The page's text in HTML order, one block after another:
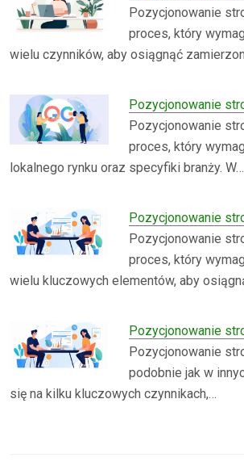
Pozycjonowanie
proces, który
wielu czynników, aby osiągnąć
Pozycjonowanie
Pozycjonowanie
proces, który
lokalnego rynku oraz specyfiki branży. W…
Pozycjonowanie
Pozycjonowanie
proces, który
wielu kluczowych elementów, aby
Pozycjonowanie
Pozycjonowanie
podobnie jak w
się na kilku kluczowych czynnikach,…